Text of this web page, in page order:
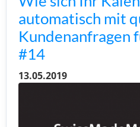
automatisch mit
Kundenanfragen
#14
13.05.2019